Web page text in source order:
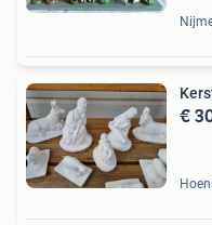
€